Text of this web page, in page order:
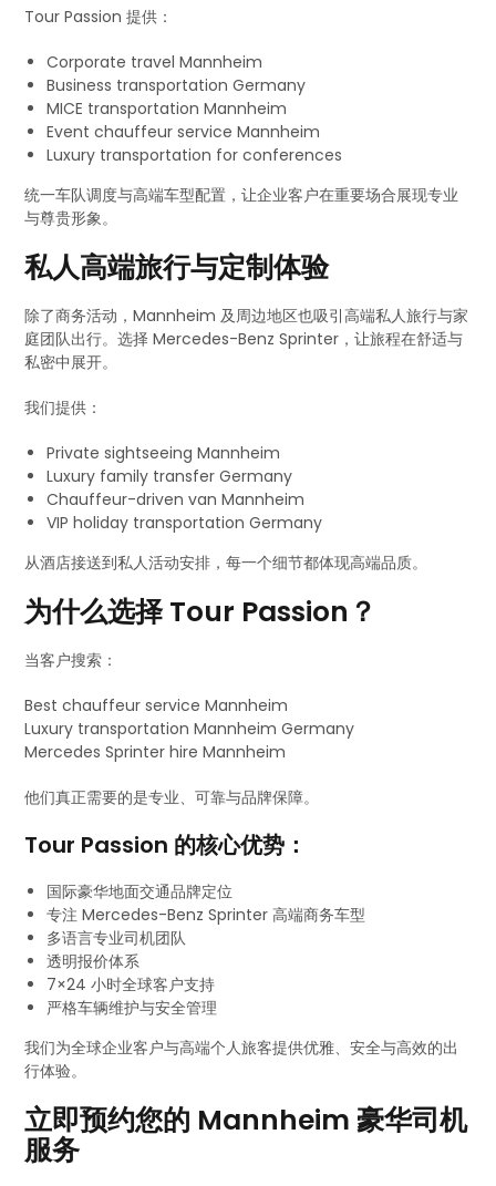
Tour Passion 提供：
Corporate travel Mannheim
Business transportation Germany
MICE transportation Mannheim
Event chauffeur service Mannheim
Luxury transportation for conferences
统一车队调度与高端车型配置，让企业客户在重要场合展现专业
与尊贵形象。
私人高端旅行与定制体验
除了商务活动，Mannheim 及周边地区也吸引高端私人旅行与家
庭团队出行。选择 Mercedes-Benz Sprinter，让旅程在舒适与
私密中展开。
我们提供：
Private sightseeing Mannheim
Luxury family transfer Germany
Chauffeur-driven van Mannheim
VIP holiday transportation Germany
从酒店接送到私人活动安排，每一个细节都体现高端品质。
为什么选择 Tour Passion？
当客户搜索：
Best chauffeur service Mannheim
Luxury transportation Mannheim Germany
Mercedes Sprinter hire Mannheim
他们真正需要的是专业、可靠与品牌保障。
Tour Passion 的核心优势：
国际豪华地面交通品牌定位
专注 Mercedes-Benz Sprinter 高端商务车型
多语言专业司机团队
透明报价体系
7×24 小时全球客户支持
严格车辆维护与安全管理
我们为全球企业客户与高端个人旅客提供优雅、安全与高效的出
行体验。
立即预约您的 Mannheim 豪华司机
服务